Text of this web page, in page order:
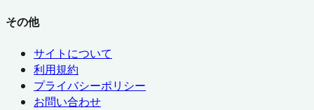
その他
サイトについて
利用規約
プライバシーポリシー
お問い合わせ